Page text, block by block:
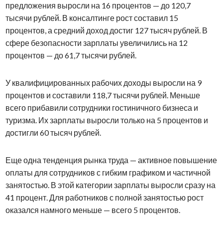
предложения выросли на 16 процентов — до 120,7
тысячи рублей. В консалтинге рост составил 15
процентов, а средний доход достиг 127 тысяч рублей. В
сфере безопасности зарплаты увеличились на 12
процентов — до 61,7 тысячи рублей.
У квалифицированных рабочих доходы выросли на 9
процентов и составили 118,7 тысячи рублей. Меньше
всего прибавили сотрудники гостиничного бизнеса и
туризма. Их зарплаты выросли только на 5 процентов и
достигли 60 тысяч рублей.
Еще одна тенденция рынка труда — активное повышение
оплаты для сотрудников с гибким графиком и частичной
занятостью. В этой категории зарплаты выросли сразу на
41 процент. Для работников с полной занятостью рост
оказался намного меньше — всего 5 процентов.